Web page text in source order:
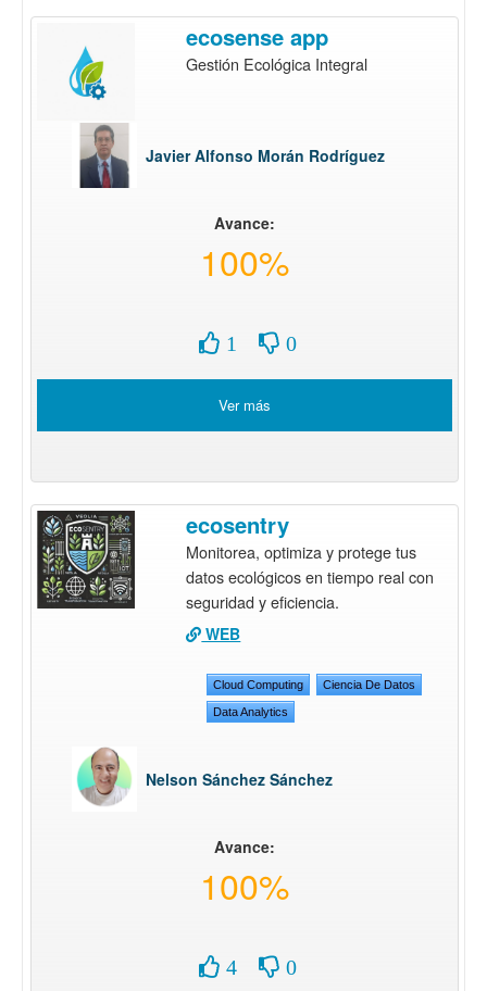
ecosense app
Gestión Ecológica Integral
Javier Alfonso Morán Rodríguez
Avance:
100%
1 0
Ver más
ecosentry
Monitorea, optimiza y protege tus
datos ecológicos en tiempo real con
seguridad y eficiencia.
WEB
Cloud Computing Ciencia De Datos
Data Analytics
Nelson Sánchez Sánchez
Avance:
100%
4 0